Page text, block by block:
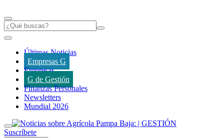
Últimas Noticias
Empresas G
Empresas
G de Gestión
Finanzas Personales
Newsletters
Mundial 2026
Suscríbete